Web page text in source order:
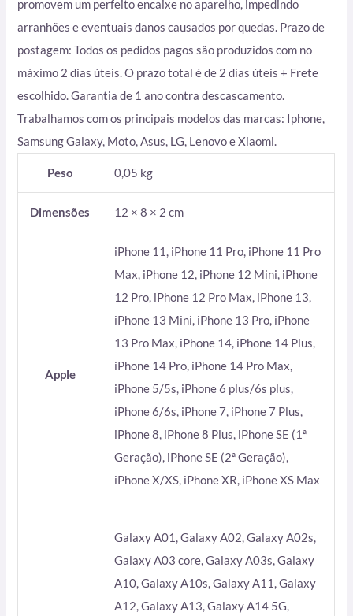
promovem um perfeito encaixe no aparelho, impedindo
arranhões e eventuais danos causados por quedas. Prazo de
postagem: Todos os pedidos pagos são produzidos com no
máximo 2 dias úteis. O prazo total é de 2 dias úteis + Frete
escolhido. Garantia de 1 ano contra descascamento.
Trabalhamos com os principais modelos das marcas: Iphone,
Samsung Galaxy, Moto, Asus, LG, Lenovo e Xiaomi.
Peso 0,05 kg
Dimensões 12 × 8 × 2 cm
Apple
iPhone 11, iPhone 11 Pro, iPhone 11 Pro
Max, iPhone 12, iPhone 12 Mini, iPhone
12 Pro, iPhone 12 Pro Max, iPhone 13,
iPhone 13 Mini, iPhone 13 Pro, iPhone
13 Pro Max, iPhone 14, iPhone 14 Plus,
iPhone 14 Pro, iPhone 14 Pro Max,
iPhone 5/5s, iPhone 6 plus/6s plus,
iPhone 6/6s, iPhone 7, iPhone 7 Plus,
iPhone 8, iPhone 8 Plus, iPhone SE (1ª
Geração), iPhone SE (2ª Geração),
iPhone X/XS, iPhone XR, iPhone XS Max
Galaxy A01, Galaxy A02, Galaxy A02s,
Galaxy A03 core, Galaxy A03s, Galaxy
A10, Galaxy A10s, Galaxy A11, Galaxy
A12, Galaxy A13, Galaxy A14 5G,